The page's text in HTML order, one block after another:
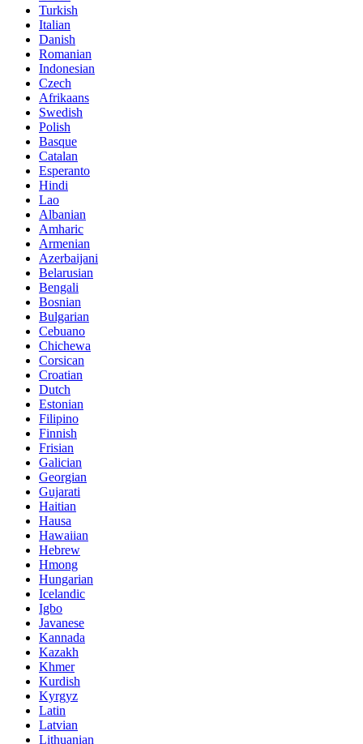
Turkish
Italian
Danish
Romanian
Indonesian
Czech
Afrikaans
Swedish
Polish
Basque
Catalan
Esperanto
Hindi
Lao
Albanian
Amharic
Armenian
Azerbaijani
Belarusian
Bengali
Bosnian
Bulgarian
Cebuano
Chichewa
Corsican
Croatian
Dutch
Estonian
Filipino
Finnish
Frisian
Galician
Georgian
Gujarati
Haitian
Hausa
Hawaiian
Hebrew
Hmong
Hungarian
Icelandic
Igbo
Javanese
Kannada
Kazakh
Khmer
Kurdish
Kyrgyz
Latin
Latvian
Lithuanian